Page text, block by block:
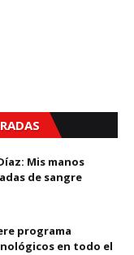
Mis manos
de sangre
programa
en todo el